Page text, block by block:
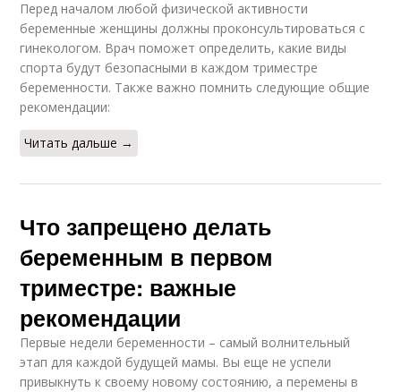
Перед началом любой физической активности
беременные женщины должны проконсультироваться с
гинекологом. Врач поможет определить, какие виды
спорта будут безопасными в каждом триместре
беременности. Также важно помнить следующие общие
рекомендации:
Читать дальше →
Что запрещено делать
беременным в первом
триместре: важные
рекомендации
Первые недели беременности – самый волнительный
этап для каждой будущей мамы. Вы еще не успели
привыкнуть к своему новому состоянию, а перемены в